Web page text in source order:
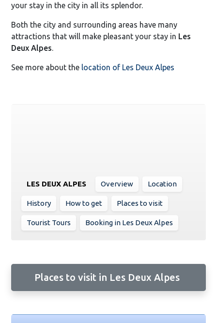
your stay in the city in all its splendor.
Both the city and surrounding areas have many
attractions that will make pleasant your stay in Les
Deux Alpes.
See more about the location of Les Deux Alpes
LES DEUX ALPES Overview Location
History How to get Places to visit
Tourist Tours Booking in Les Deux Alpes
Places to visit in Les Deux Alpes